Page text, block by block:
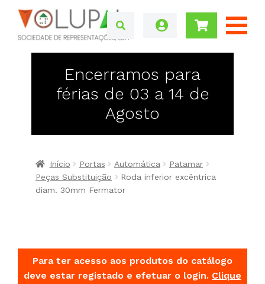
Encerramos para
férias de 03 a 14 de
Agosto
Início Portas Automática
Patamar
Peças Substituição
Roda inferior excêntrica
diam. 30mm Fermator
Para ter acesso aos produtos do catálogo
deve estar registado e efetuar o login. Clique